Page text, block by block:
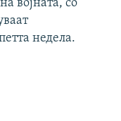
војната, со
недела.